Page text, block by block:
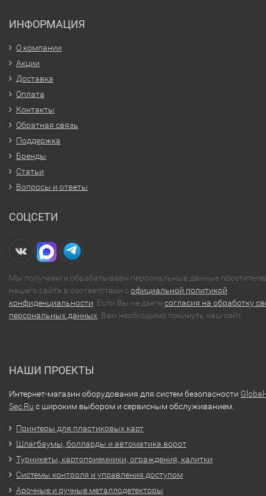
ИНФОРМАЦИЯ
О компании
Акции
Доставка
Оплата
Контакты
Обратная связь
Поддержка
Бренды
Статьи
Вопросы и ответы
СОЦСЕТИ
Мы получаем и обрабатываем персональные данные
нашего сайта в соответствии софициальной политикой
конфиденциальности. Если Вы не даетесогласия на обработку
персональных данных, Вам необходимо покинуть наш сайт.
НАШИ ПРОЕКТЫ
Интернет-магазин оборудования для систем безопасности Global-
Sec.Ru с широким выбором и сервисным обслуживанием.
Принтеры для пластиковых карт
Шлагбаумы, болларды и автоматика ворот
Турникеты, картоприемники, ограждения, калитки
Системы контроля и управления доступом
Арочные и ручные металлодетекторы